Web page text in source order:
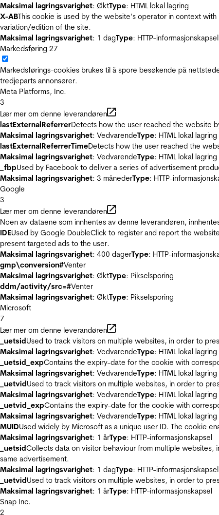
Maksimal lagringsvarighet: ØktType: HTML lokal lagring
X-ABThis cookie is used by the website’s operator in context
variation/edition of the site.
Maksimal lagringsvarighet: 1 dagType: HTTP-informasjonskapsel
Markedsføring 27
Markedsførings-cookies brukes til å spore besøkende på
tredjeparts annonsører.
Meta Platforms, Inc.
3
Lær mer om denne leverandøren
lastExternalReferrerDetects how the user reached the website
Maksimal lagringsvarighet: VedvarendeType: HTML lokal lagring
lastExternalReferrerTimeDetects how the user reached the
Maksimal lagringsvarighet: VedvarendeType: HTML lokal lagring
_fbpUsed by Facebook to deliver a series of advertisement
Maksimal lagringsvarighet: 3 månederType: HTTP-
Google
3
Lær mer om denne leverandøren
Noen av dataene som innhentes av denne leverandøren,
IDEUsed by Google DoubleClick to register and report the
present targeted ads to the user.
Maksimal lagringsvarighet: 400 dagerType: HTTP-
gmp\conversion#Venter
Maksimal lagringsvarighet: ØktType: Pikselsporing
ddm/activity/src=#Venter
Maksimal lagringsvarighet: ØktType: Pikselsporing
Microsoft
7
Lær mer om denne leverandøren
_uetsidUsed to track visitors on multiple websites, in order to
Maksimal lagringsvarighet: VedvarendeType: HTML lokal lagring
_uetsid_expContains the expiry-date for the cookie with
Maksimal lagringsvarighet: VedvarendeType: HTML lokal lagring
_uetvidUsed to track visitors on multiple websites, in order to
Maksimal lagringsvarighet: VedvarendeType: HTML lokal lagring
_uetvid_expContains the expiry-date for the cookie with
Maksimal lagringsvarighet: VedvarendeType: HTML lokal lagring
MUIDUsed widely by Microsoft as a unique user ID. The cookie
Maksimal lagringsvarighet: 1 årType: HTTP-informasjonskapsel
_uetsidCollects data on visitor behaviour from multiple
same advertisement.
Maksimal lagringsvarighet: 1 dagType: HTTP-informasjonskapsel
_uetvidUsed to track visitors on multiple websites, in order to
Maksimal lagringsvarighet: 1 årType: HTTP-informasjonskapsel
Snap Inc.
2